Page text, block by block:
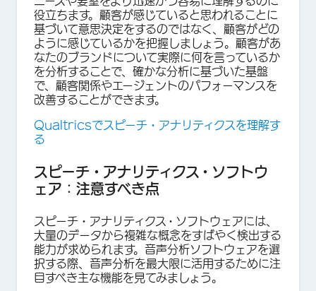
役立ちます。顧客が感じていると思われることに
基づいて意思決定をするのではなく、顧客がどの
ように感じているかを把握しましょう。顧客があ
なたのブランドについて実際に何を言っているか
を分析することで、確かな分析に基づいた基盤
で、顧客関係やエージェントのパフォーマンスを
改善することができます。
Qualtricsでスピーチ・アナリティクスを理解す
る
スピーチ・アナリティクス・ソフトウ
ェア：注意すべき点
スピーチ・アナリティクス・ソフトウェアには、
大量のデータから複雑な概念をすばやく検出する
能力が求められます。音声分析ソフトウェアを選
択する際、音声分析を最大限に活用するために注
目すべき主な機能を見てみましょう。